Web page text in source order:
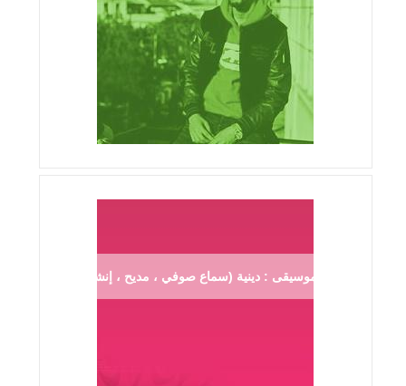
موسيقى : دينية (سماع صوفي ، مديح ، إنشاد ...)